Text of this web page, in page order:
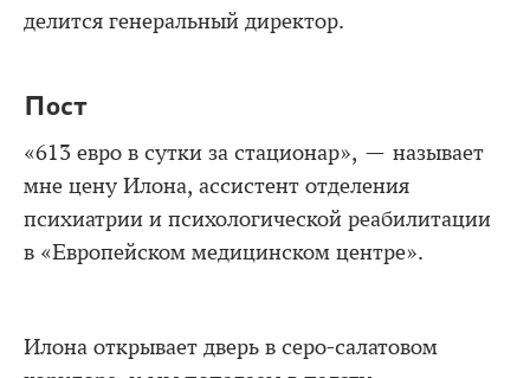
делится генеральный директор.
Пост
«613 евро в сутки за стационар», — называет
мне цену Илона, ассистент отделения
психиатрии и психологической реабилитации
в «Европейском медицинском центре».
Илона открывает дверь в серо-салатовом